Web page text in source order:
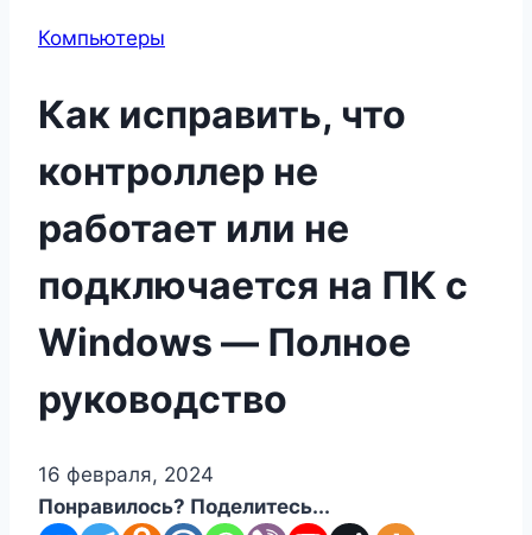
Компьютеры
Как исправить, что
контроллер не
работает или не
подключается на ПК с
Windows — Полное
руководство
16 февраля, 2024
Понравилось? Поделитесь...